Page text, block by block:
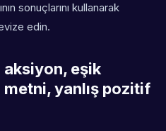
sonuçlarını kullanarak
edin.
aksiyon, eşik
yanlış pozitif